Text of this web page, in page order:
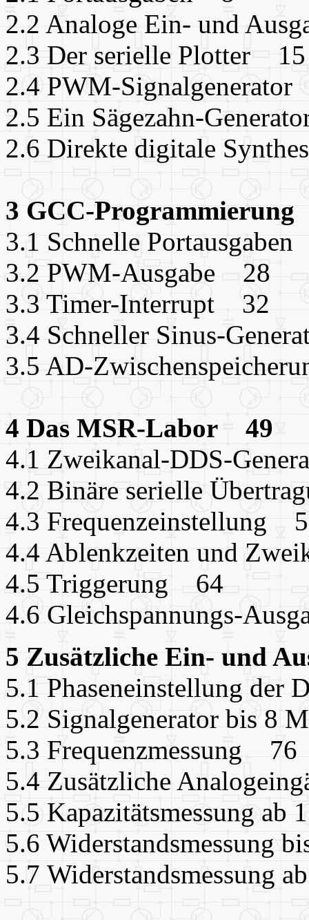
2.2 Analoge Ein- und
2.3 Der serielle Plotter 15
2.4 PWM-
2.5 Ein Sägezahn-
2.6 Direkte digitale
3 GCC-
3.1 Schnelle
3.2 PWM-Ausgabe 28
3.3 Timer-Interrupt 32
3.4 Schneller Sinus-
3.5 AD-
4 Das MSR-Labor 49
4.1 Zweikanal-DDS-
4.2 Binäre serielle
4.3 Frequenzeinstellung
4.4 Ablenkzeiten und
4.5 Triggerung 64
4.6 Gleichspannungs-
5 Zusätzliche Ein- und
5.1 Phaseneinstellung
5.2 Signalgenerator bis 8
5.3 Frequenzmessung 76
5.4 Zusätzliche
5.5 Kapazitätsmessung
5.6 Widerstandsmessung
5.7 Widerstandsmessung